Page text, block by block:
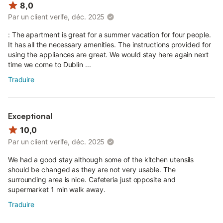
confortable et relaxant.
Bienvenue !
Cette maison de 70m² est située dans le village pittoresque de
Chapelizod, à la périphérie de Dublin.
Le quartier est paisible, le long de la rivière Liffey, à 500 m du
Phoenix Park et à 15 minutes de marche du zoo de Dublin.
Le centre-ville de Dublin est à 15 minutes, tout comme la vallée
minutes.
À l'intérieur, le salon est entièrement meublé et dispose d'un coin
salon confortable, d'une télévision pour regarder vos émissions
préférées et d'une belle cheminée, parfaite pour des soirées
douillettes.
Sortez et détendez-vous sur la terrasse, où vous pourrez
profiter de l'air frais et d'un environnement paisible.
8,0
Par un client verife, déc. 2025
: The apartment is great for a summer vacation for four people.
It has all the necessary amenities. The instructions provided for
using the appliances are great. We would stay here again next
time we come to Dublin ...
Traduire
Exceptional
10,0
Par un client verife, déc. 2025
We had a good stay although some of the kitchen utensils
should be changed as they are not very usable. The
surrounding area is nice. Cafeteria just opposite and
supermarket 1 min walk away.
Traduire